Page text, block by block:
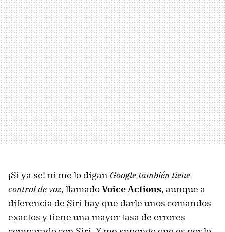
¡Si ya se! ni me lo digan Google también tiene
control de voz, llamadoVoice Actions, aunque a
diferencia de Siri hay que darle unos comandos
exactos y tiene una mayor tasa de errores